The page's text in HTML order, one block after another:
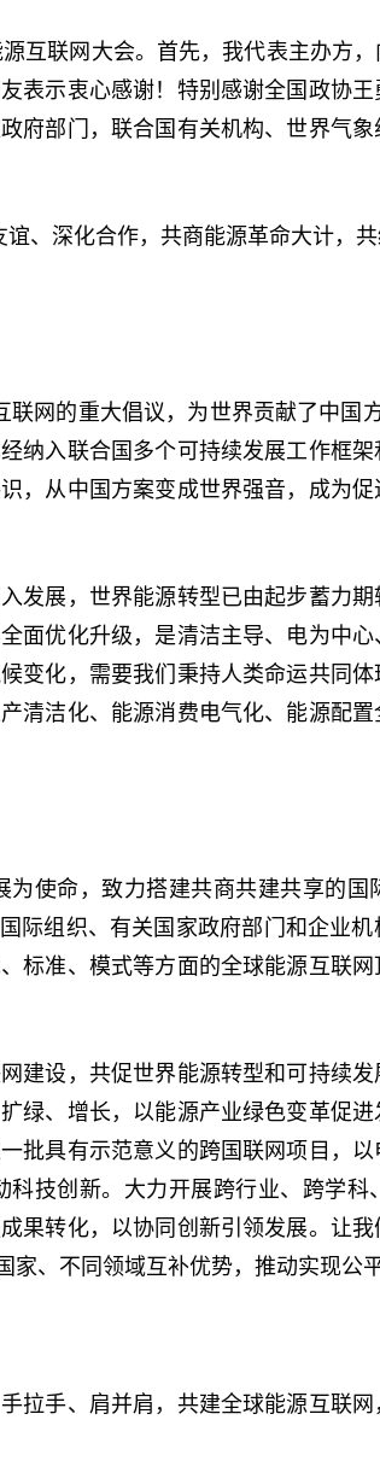
互联网大会。首先，我代表主办方
表示衷心感谢！特别感谢全国政协
府部门，联合国有关机构、世界气
、深化合作，共商能源革命大计，
网的重大倡议，为世界贡献了中国
纳入联合国多个可持续发展工作框
，从中国方案变成世界强音，成为
发展，世界能源转型已由起步蓄力
面优化升级，是清洁主导、电为中
变化，需要我们秉持人类命运共同
清洁化、能源消费电气化、能源配
使命，致力搭建共商共建共享的
际组织、有关国家政府部门和企业
标准、模式等方面的全球能源互联
建设，共促世界能源转型和可持续
绿、增长，以能源产业绿色变革促
批具有示范意义的跨国联网项目，
技创新。大力开展跨行业、跨学
果转化，以协同创新引领发展。让
、不同领域互补优势，推动实现公
拉手、肩并肩，共建全球能源互联